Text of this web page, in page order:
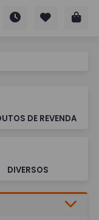
DE REVENDA
DIVERSOS